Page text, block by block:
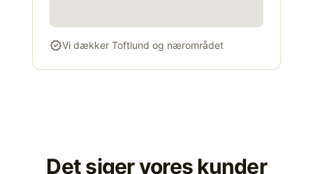
verifiedVi dækker Toftlund og nærområdet
Det siger vores kunder